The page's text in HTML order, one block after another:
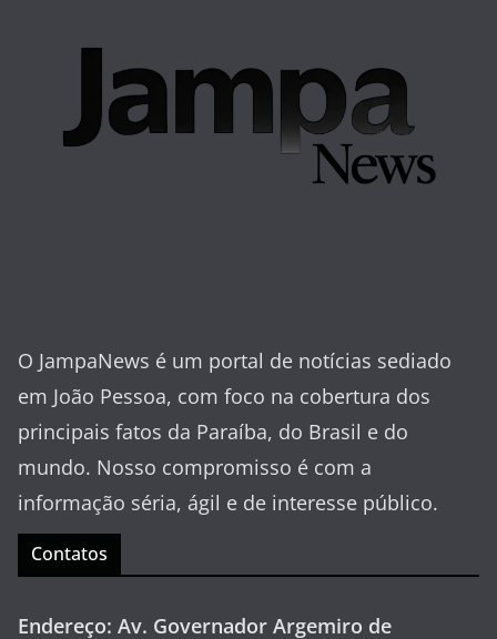
O JampaNews é um portal de notícias sediado
em João Pessoa, com foco na cobertura dos
principais fatos da Paraíba, do Brasil e do
mundo. Nosso compromisso é com a
informação séria, ágil e de interesse público.
Contatos
Endereço: Av. Governador Argemiro de